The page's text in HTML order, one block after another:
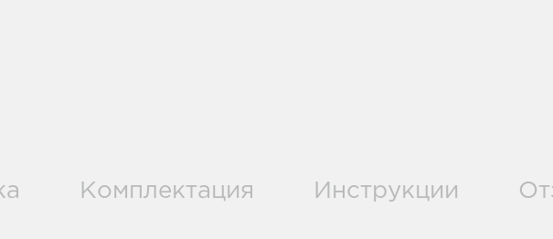
Комплектация Инструкции